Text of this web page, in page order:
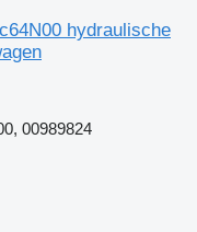
hydraulische
00989824